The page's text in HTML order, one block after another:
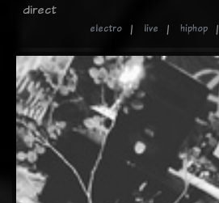
direct
electro live hiphop